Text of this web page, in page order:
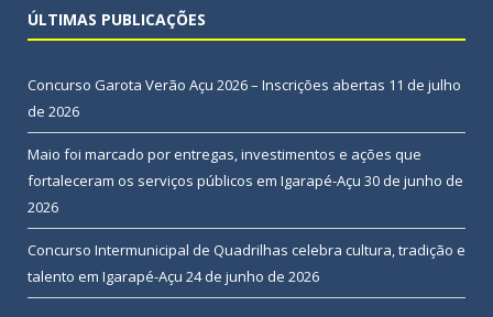
ÚLTIMAS PUBLICAÇÕES
Concurso Garota Verão Açu 2026 – Inscrições abertas 11 de julho
de 2026
Maio foi marcado por entregas, investimentos e ações que
fortaleceram os serviços públicos em Igarapé-Açu 30 de junho de
2026
Concurso Intermunicipal de Quadrilhas celebra cultura, tradição e
talento em Igarapé-Açu 24 de junho de 2026